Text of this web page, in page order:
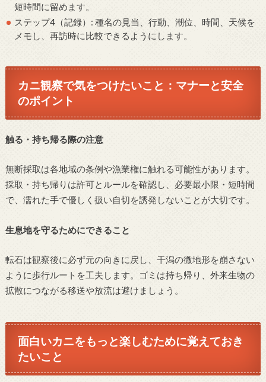
短時間に留めます。
ステップ4（記録）: 種名の見当、行動、潮位、時間、天候を
メモし、再訪時に比較できるようにします。
カニ観察で気をつけたいこと：マナーと安全
のポイント
触る・持ち帰る際の注意
無断採取は各地域の条例や漁業権に触れる可能性があります。
採取・持ち帰りは許可とルールを確認し、必要最小限・短時間
で、濡れた手で優しく扱い自切を誘発しないことが大切です。
生息地を守るためにできること
転石は観察後に必ず元の向きに戻し、干潟の微地形を崩さない
ように歩行ルートを工夫します。ゴミは持ち帰り、外来生物の
拡散につながる移送や放流は避けましょう。
面白いカニをもっと楽しむために覚えておき
たいこと